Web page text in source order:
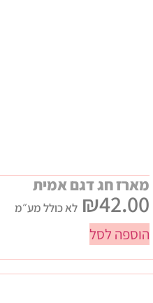
מארז חג דגם אמית
₪42.00 לא כולל מע״מ
הוספה לסל